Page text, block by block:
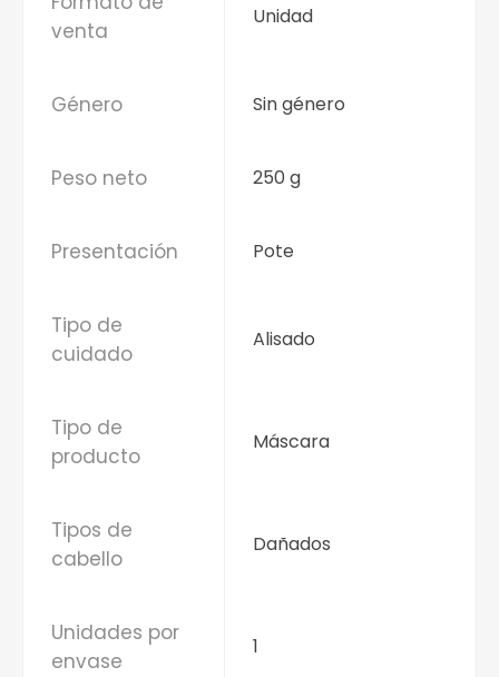
venta
Unidad
Género Sin género
Peso neto 250 g
Presentación Pote
Tipo de
cuidado
Alisado
Tipo de
producto
Máscara
Tipos de
cabello
Dañados
Unidades por
envase
1